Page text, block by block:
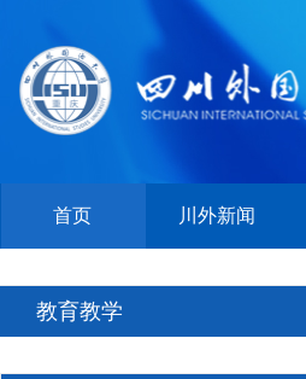
首页 川外新闻
教育教学